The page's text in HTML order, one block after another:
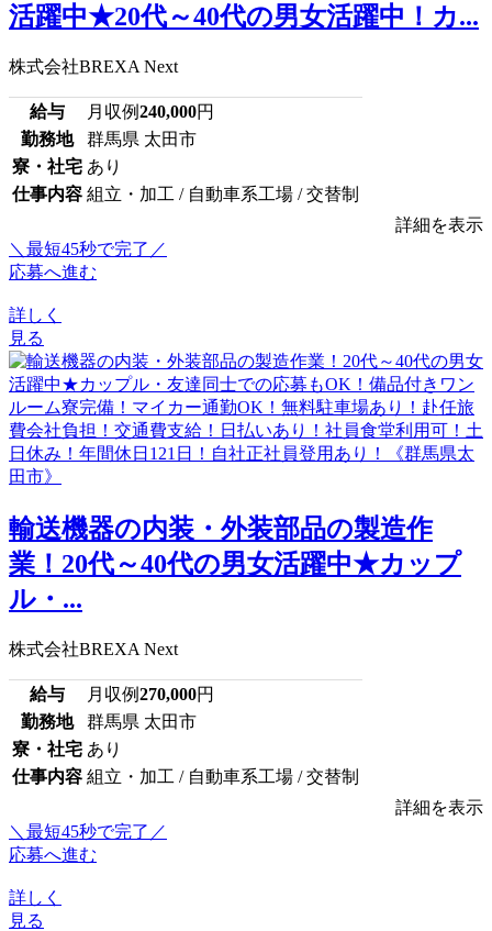
活躍中★20代～40代の男女活躍中！カ...
株式会社BREXA Next
給与 月収例240,000円
勤務地
群馬県 太田市
寮・社宅 あり
仕事内容 組立・加工 / 自動車系工場 / 交替制
詳細を表示
＼最短45秒で完了／
応募へ進む
詳しく
見る
輸送機器の内装・外装部品の製造作
業！20代～40代の男女活躍中★カップ
ル・...
株式会社BREXA Next
給与 月収例270,000円
勤務地
群馬県 太田市
寮・社宅 あり
仕事内容 組立・加工 / 自動車系工場 / 交替制
詳細を表示
＼最短45秒で完了／
応募へ進む
詳しく
見る